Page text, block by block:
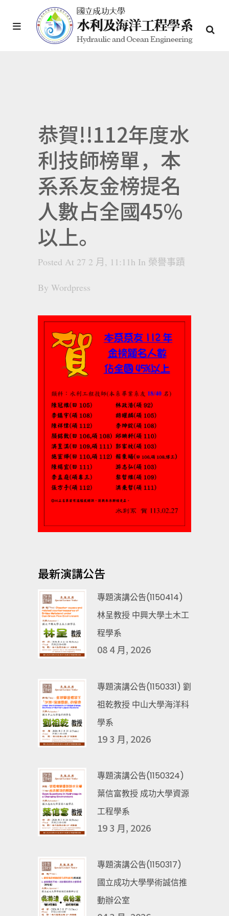
恭賀!!112年度水
利技師榜單，本
系系友金榜提名
人數占全國45%
以上。
Posted At 27 2 月, 11:11h In 榮譽事蹟
By Wordpress
最新演講公告
專題演講公告(1150414)
林呈教授 中興大學土木工
程學系
08 4 月, 2026
專題演講公告(1150331) 劉
祖乾教授 中山大學海洋科
學系
19 3 月, 2026
專題演講公告(1150324)
葉信富教授 成功大學資源
工程學系
19 3 月, 2026
專題演講公告(1150317)
國立成功大學學術誠信推
動辦公室